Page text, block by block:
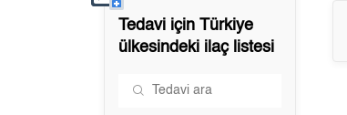
Tedavi içinTürkiye
ülkesindeki ilaç listesi